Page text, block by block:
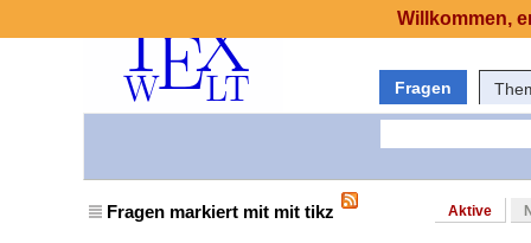
Fragen
Fragen markiert mit mit tikz Aktive
Willkommen,